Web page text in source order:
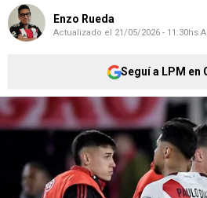
Enzo Rueda
Actualizado el 21/05/2026 - 11:30hs
Seguí a LPM en